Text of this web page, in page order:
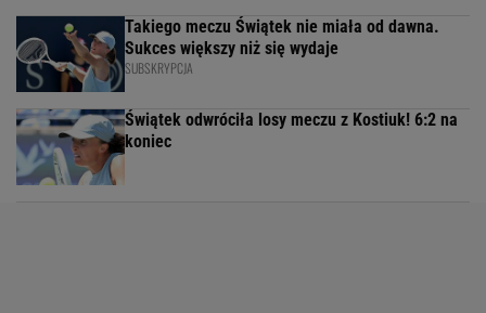
Takiego meczu Świątek nie miała od dawna.
Sukces większy niż się wydaje
SUBSKRYPCJA
Świątek odwróciła losy meczu z Kostiuk! 6:2 na
koniec